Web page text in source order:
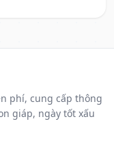
phí, cung cấp thông
giáp, ngày tốt xấu